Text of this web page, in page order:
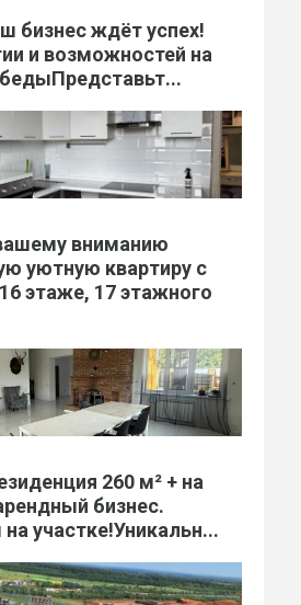
бизнес ждёт успех!
и возможностей на
вниманию
уютную квартиру с
этаже, 17 этажного
260 м² + на
бизнес.
участке!Уникальн...